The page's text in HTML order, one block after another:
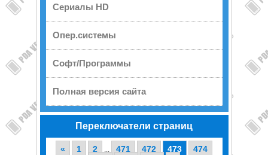
Сериалы HD
Опер.системы
Софт/Программы
Полная версия сайта
Переключатели страниц
« 1 2 ... 471 472 473
474